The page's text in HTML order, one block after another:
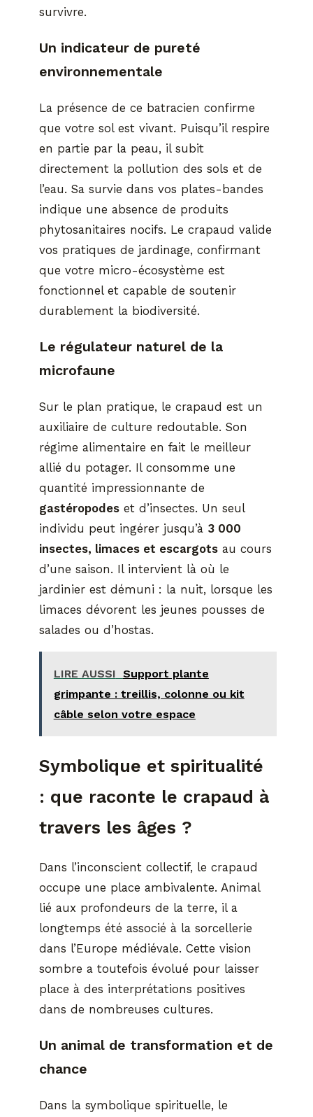
survivre.
Un indicateur de pureté
environnementale
La présence de ce batracien confirme
que votre sol est vivant. Puisqu’il respire
en partie par la peau, il subit
directement la pollution des sols et de
l’eau. Sa survie dans vos plates-bandes
indique une absence de produits
phytosanitaires nocifs. Le crapaud valide
vos pratiques de jardinage, confirmant
que votre micro-écosystème est
fonctionnel et capable de soutenir
durablement la biodiversité.
Le régulateur naturel de la
microfaune
Sur le plan pratique, le crapaud est un
auxiliaire de culture redoutable. Son
régime alimentaire en fait le meilleur
allié du potager. Il consomme une
quantité impressionnante de
gastéropodes et d’insectes. Un seul
individu peut ingérer jusqu’à 3 000
insectes, limaces et escargots au cours
d’une saison. Il intervient là où le
jardinier est démuni : la nuit, lorsque les
limaces dévorent les jeunes pousses de
salades ou d’hostas.
LIRE AUSSI Support plante
grimpante : treillis, colonne ou kit
câble selon votre espace
Symbolique et spiritualité
: que raconte le crapaud à
travers les âges ?
Dans l’inconscient collectif, le crapaud
occupe une place ambivalente. Animal
lié aux profondeurs de la terre, il a
longtemps été associé à la sorcellerie
dans l’Europe médiévale. Cette vision
sombre a toutefois évolué pour laisser
place à des interprétations positives
dans de nombreuses cultures.
Un animal de transformation et de
chance
Dans la symbolique spirituelle, le